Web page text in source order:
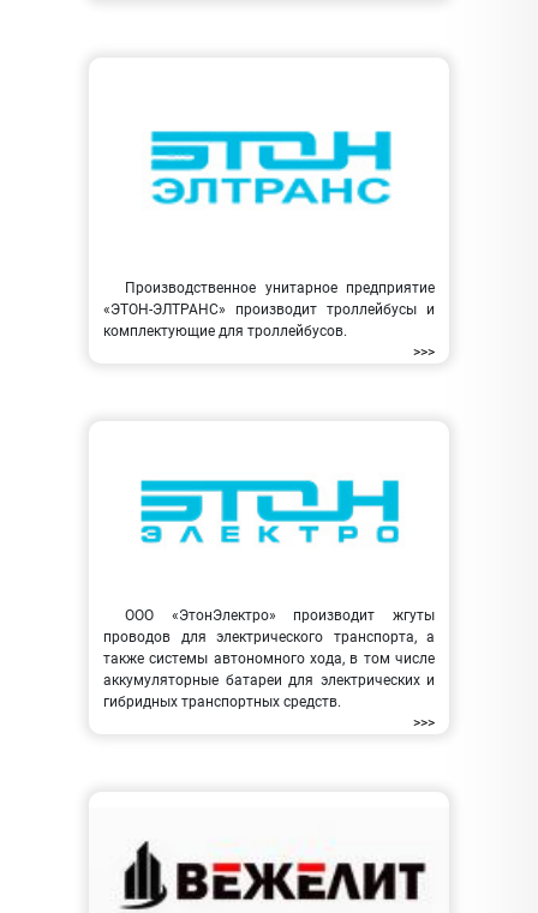
Производственное унитарное предприятие
«ЭТОН-ЭЛТРАНС» производит троллейбусы и
комплектующие для троллейбусов.
>>>
ООО «ЭтонЭлектро» производит жгуты
проводов для электрического транспорта, а
также системы автономного хода, в том числе
аккумуляторные батареи для электрических и
гибридных транспортных средств.
>>>